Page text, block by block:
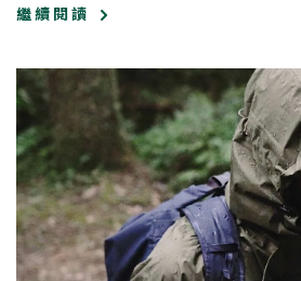
繼 續 閱 讀